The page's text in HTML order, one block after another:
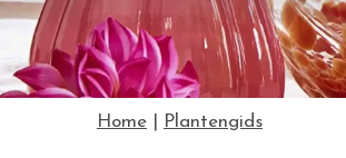
Home Plantengids